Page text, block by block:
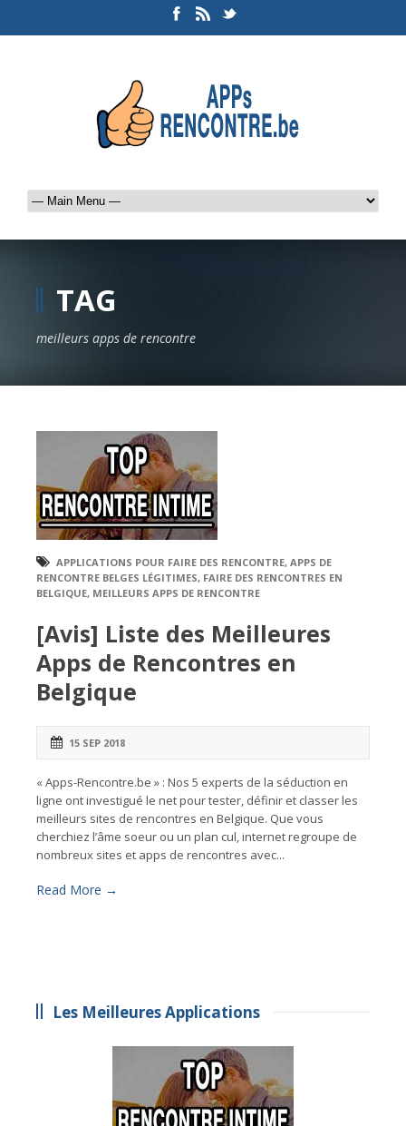
TAG
meilleurs apps de rencontre
APPLICATIONS POUR FAIRE DES RENCONTRE, APPS DE
RENCONTRE BELGES LÉGITIMES, FAIRE DES RENCONTRES EN
BELGIQUE, MEILLEURS APPS DE RENCONTRE
[Avis] Liste des Meilleures
Apps de Rencontres en
Belgique
15 SEP 2018
« Apps-Rencontre.be » : Nos 5 experts de la séduction en
ligne ont investigué le net pour tester, définir et classer les
meilleurs sites de rencontres en Belgique. Que vous
cherchiez l’âme soeur ou un plan cul, internet regroupe de
nombreux sites et apps de rencontres avec...
Read More →
Les Meilleures Applications